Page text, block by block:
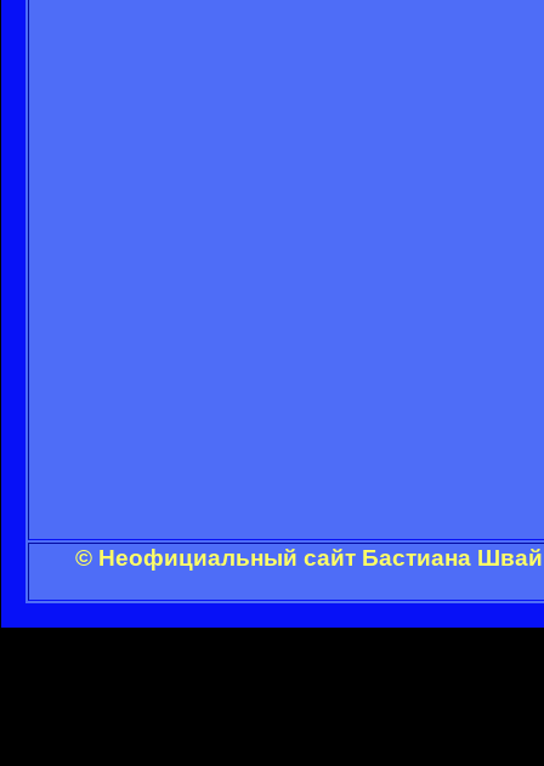
© Неофициальный сайт Бастиана